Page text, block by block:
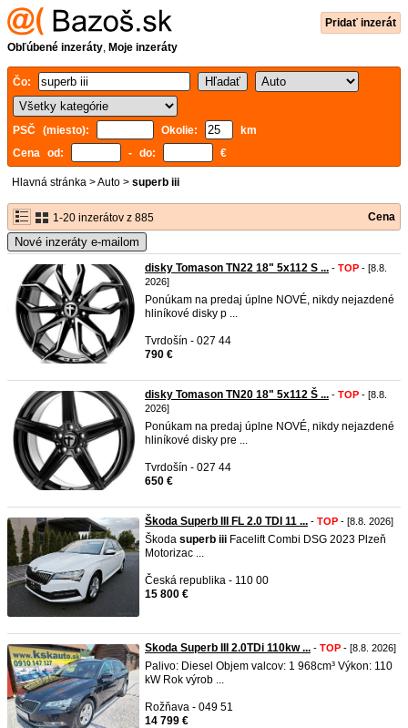
Pridať inzerát
Obľúbené inzeráty, Moje inzeráty
Čo:
PSČ (miesto): Okolie:
km
Cena od:
- do: €
Hlavná stránka >Auto > superb iii
1-20 inzerátov z 885 Cena
Nové inzeráty e-mailom
disky Tomason TN22 18" 5x112 S ... - TOP - [8.8.
2026]
Ponúkam na predaj úplne NOVÉ, nikdy nejazdené
hliníkové disky p ...
Tvrdošín - 027 44
790 €
disky Tomason TN20 18" 5x112 Š ... - TOP - [8.8.
2026]
Ponúkam na predaj úplne NOVÉ, nikdy nejazdené
hliníkové disky pre ...
Tvrdošín - 027 44
650 €
Škoda Superb III FL 2.0 TDI 11 ... - TOP - [8.8. 2026]
Škoda superb iii Facelift Combi DSG 2023 Plzeň
Motorizac ...
Česká republika - 110 00
15 800 €
Skoda Superb III 2.0TDi 110kw ... - TOP - [8.8. 2026]
Palivo: Diesel Objem valcov: 1 968cm³ Výkon: 110
kW Rok výrob ...
Rožňava - 049 51
14 799 €